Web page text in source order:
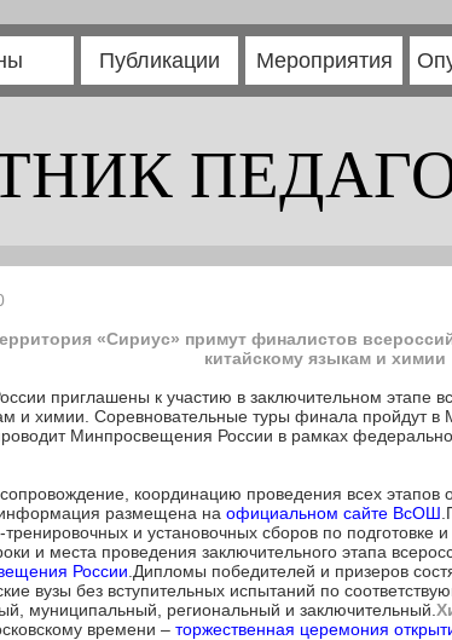
Публикации Мероприятия
«Сириус» примут финалистов
китайскому языкам и химии
приглашены к участию в заключительном
и химии. Соревновательные туры финала пройдут
Минпросвещения России в рамках
координацию проведения всех
информация размещена на официальном сайте ВсОШ
тренировочных и установочных сборов по
и места проведения заключительного этапа
России .Дипломы победителей и призеров
вузы без вступительных испытаний по
муниципальный, региональный и заключительный.
времени – торжественная церемония